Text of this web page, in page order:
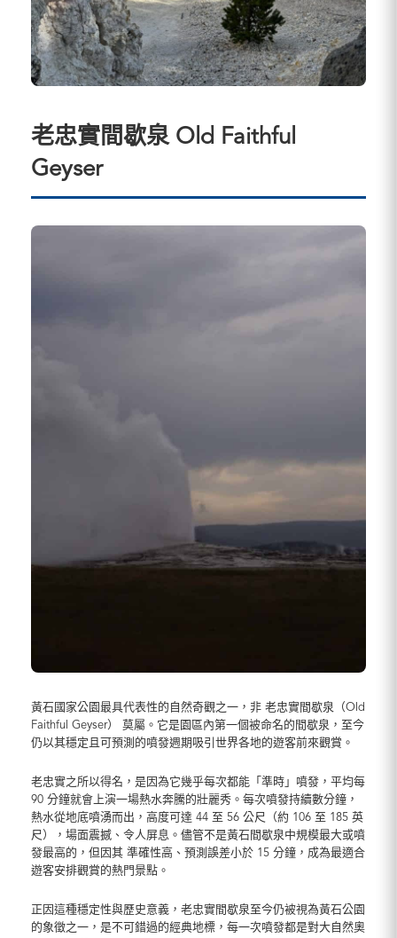
老忠實間歇泉 Old Faithful
Geyser
黃石國家公園最具代表性的自然奇觀之一，非 老忠實間歇泉（Old
Faithful Geyser） 莫屬。它是園區內第一個被命名的間歇泉，至今
仍以其穩定且可預測的噴發週期吸引世界各地的遊客前來觀賞。
老忠實之所以得名，是因為它幾乎每次都能「準時」噴發，平均每
90 分鐘就會上演一場熱水奔騰的壯麗秀。每次噴發持續數分鐘，
熱水從地底噴湧而出，高度可達 44 至 56 公尺（約 106 至 185 英
尺），場面震撼、令人屏息。儘管不是黃石間歇泉中規模最大或噴
發最高的，但因其 準確性高、預測誤差小於 15 分鐘，成為最適合
遊客安排觀賞的熱門景點。
正因這種穩定性與歷史意義，老忠實間歇泉至今仍被視為黃石公園
的象徵之一，是不可錯過的經典地標，每一次噴發都是對大自然奧